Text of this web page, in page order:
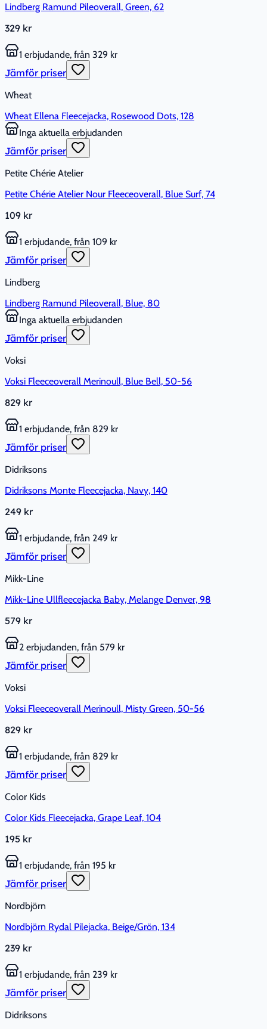
Lindberg Ramund Pileoverall, Green, 62
329 kr
1 erbjudande, från 329 kr
Jämför priser
Wheat
Wheat Ellena Fleecejacka, Rosewood Dots, 128
Inga aktuella erbjudanden
Jämför priser
Petite Chérie Atelier
Petite Chérie Atelier Nour Fleeceoverall, Blue Surf, 74
109 kr
1 erbjudande, från 109 kr
Jämför priser
Lindberg
Lindberg Ramund Pileoverall, Blue, 80
Inga aktuella erbjudanden
Jämför priser
Voksi
Voksi Fleeceoverall Merinoull, Blue Bell, 50-56
829 kr
1 erbjudande, från 829 kr
Jämför priser
Didriksons
Didriksons Monte Fleecejacka, Navy, 140
249 kr
1 erbjudande, från 249 kr
Jämför priser
Mikk-Line
Mikk-Line Ullfleecejacka Baby, Melange Denver, 98
579 kr
2 erbjudanden, från 579 kr
Jämför priser
Voksi
Voksi Fleeceoverall Merinoull, Misty Green, 50-56
829 kr
1 erbjudande, från 829 kr
Jämför priser
Color Kids
Color Kids Fleecejacka, Grape Leaf, 104
195 kr
1 erbjudande, från 195 kr
Jämför priser
Nordbjörn
Nordbjörn Rydal Pilejacka, Beige/Grön, 134
239 kr
1 erbjudande, från 239 kr
Jämför priser
Didriksons